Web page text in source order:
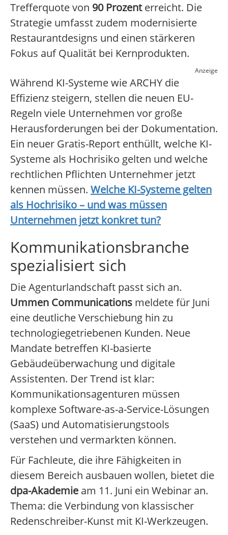
Trefferquote von 90 Prozenterreicht. Die
Strategie umfasst zudem modernisierte
Restaurantdesigns und einen stärkeren
Fokus auf Qualität bei Kernprodukten.
Anzeige
Während KI-Systeme wie ARCHY die
Effizienz steigern, stellen die neuen EU-
Regeln viele Unternehmen vor große
Herausforderungen bei der Dokumentation.
Ein neuer Gratis-Report enthüllt, welche KI-
Systeme als Hochrisiko gelten und welche
rechtlichen Pflichten Unternehmer jetzt
kennen müssen. Welche KI-Systeme gelten
als Hochrisiko – und was müssen
Unternehmen jetzt konkret tun?
Kommunikationsbranche
spezialisiert sich
Die Agenturlandschaft passt sich an.
Ummen Communications meldete für Juni
eine deutliche Verschiebung hin zu
technologiegetriebenen Kunden. Neue
Mandate betreffen KI-basierte
Gebäudeüberwachung und digitale
Assistenten. Der Trend ist klar:
Kommunikationsagenturen müssen
komplexe Software-as-a-Service-Lösungen
(SaaS) und Automatisierungstools
verstehen und vermarkten können.
Für Fachleute, die ihre Fähigkeiten in
diesem Bereich ausbauen wollen, bietet die
dpa-Akademie am 11. Juni ein Webinar an.
Thema: die Verbindung von klassischer
Redenschreiber-Kunst mit KI-Werkzeugen.